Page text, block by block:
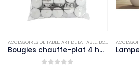
,NON-PALETTISABLE
ACCESSOIRES DE TABLE,ART DE LA TABLE, BOUGIES ET PHOTOPHORES
Bougies chauffe-plat 4 heures Olympia (Lot de 100)